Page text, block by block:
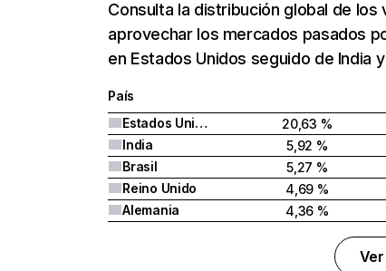
Consulta la distribución global de
aprovechar los mercados pasados
en Estados Unidos seguido de India
País
Estados Unidos
20,63 %
India
5,92 %
Brasil
5,27 %
Reino Unido
4,69 %
Alemania
4,36 %